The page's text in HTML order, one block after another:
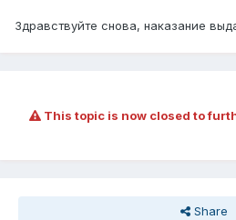
Здравствуйте снова, наказание
This topic is now closed to
Share